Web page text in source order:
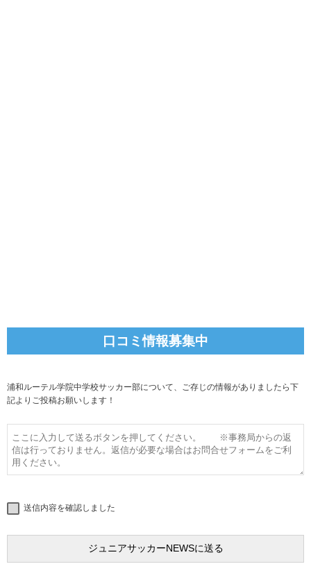
口コミ情報募集中
浦和ルーテル学院中学校サッカー部について、ご存じの情報がありましたら下
記よりご投稿お願いします！
送信内容を確認しました